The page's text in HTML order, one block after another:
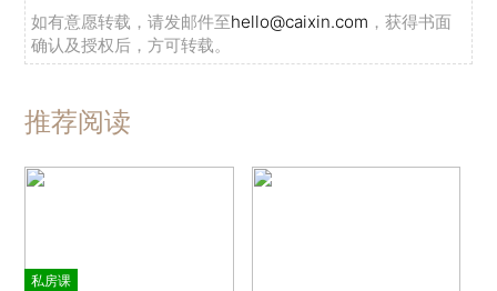
如有意愿转载，请发邮件至hello@caixin.com ，获得书面
确认及授权后，方可转载。
推荐阅读
私房课